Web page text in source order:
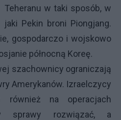
Teheranu w taki sposób, w
jaki Pekin broni Piongjang.
gospodarczo i wojskowo
północną Koreę.
szachownicy ograniczają
Amerykanów. Izraelczycy
również na operacjach
sprawy rozwiązać, a